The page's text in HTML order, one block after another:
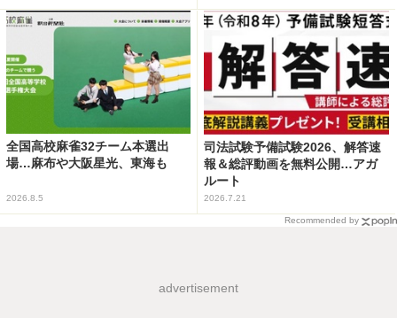
全国高校麻雀32チーム本選出
場…麻布や大阪星光、東海も
2026.8.5
司法試験予備試験2026、解答速
報＆総評動画を無料公開…アガ
ルート
2026.7.21
Recommended by
advertisement